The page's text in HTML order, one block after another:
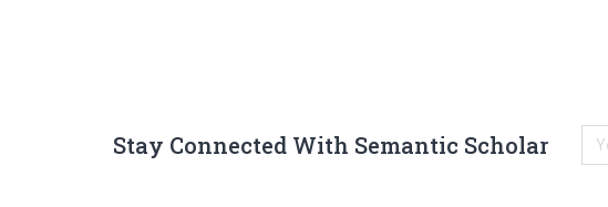
Stay Connected With Semantic Scholar